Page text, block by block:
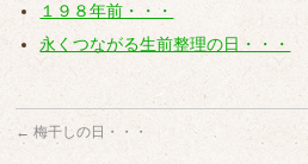
１９８年前・・・
永くつながる生前整理の日・・・
← 梅干しの日・・・